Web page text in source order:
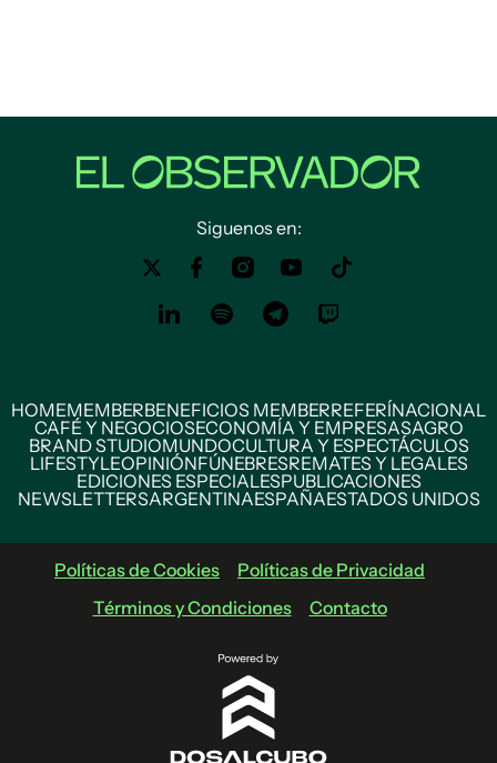
Siguenos en:
HOMEMEMBERBENEFICIOS MEMBERREFERÍNACIONAL
CAFÉ Y NEGOCIOSECONOMÍA Y EMPRESASAGRO
BRAND STUDIOMUNDOCULTURA Y ESPECTÁCULOS
LIFESTYLEOPINIÓNFÚNEBRESREMATES Y LEGALES
EDICIONES ESPECIALESPUBLICACIONES
NEWSLETTERSARGENTINAESPAÑAESTADOS UNIDOS
Políticas de Cookies
Políticas de Privacidad
Términos y Condiciones
Contacto